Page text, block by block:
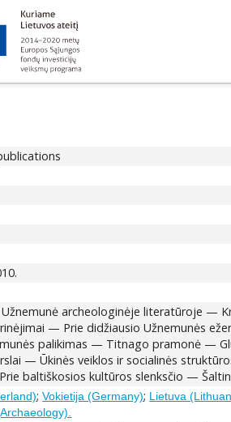
archeologinėje literatūroje —
— Prie didžiausio Užnemunės
palikimas — Titnago pramonė —
— Ūkinės veiklos ir socialinės
baltiškosios kultūros slenksčio —
;Vokietija (Germany); Lietuva